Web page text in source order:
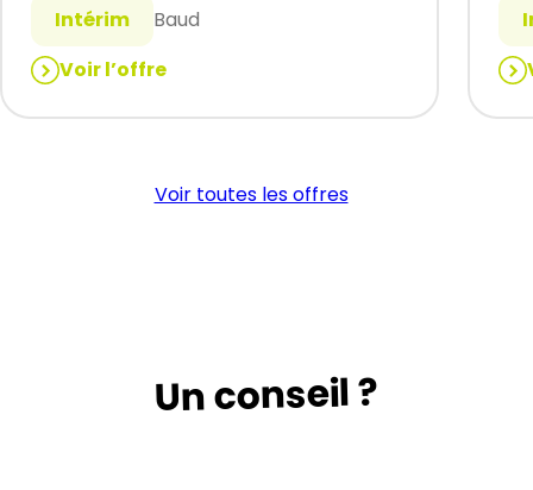
Intérim
Baud
Voir l’offre
:
CARRELEUR
:
Voir toutes les offres
Un conseil ?